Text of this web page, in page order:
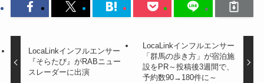
LocaLinkインフルエンサー
『そらたび』がRABニュー
スレーダーに出演
LocaLinkインフルエンサー
「群馬の歩き方」が宿泊施
設をPR～投稿後3週間で、
予約数90→180件に～